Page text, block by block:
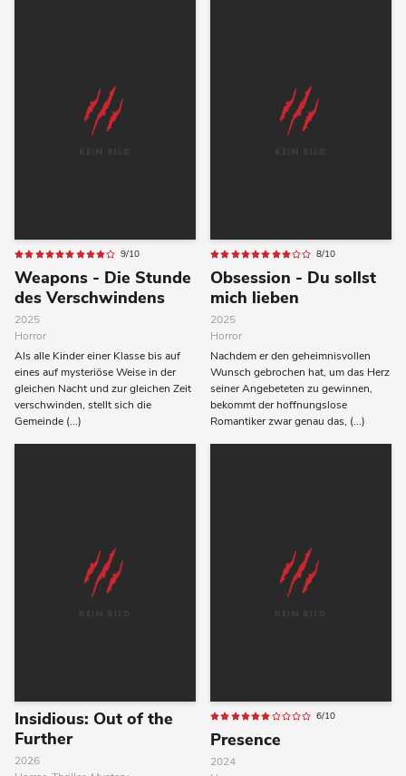
9/10
Weapons - Die Stunde
des Verschwindens
2025
Horror
Als alle Kinder einer Klasse bis auf
eines auf mysteriöse Weise in der
gleichen Nacht und zur gleichen Zeit
verschwinden, stellt sich die
Gemeinde (...)
8/10
Obsession - Du sollst
mich lieben
2025
Horror
Nachdem er den geheimnisvollen
Wunsch gebrochen hat, um das Herz
seiner Angebeteten zu gewinnen,
bekommt der hoffnungslose
Romantiker zwar genau das, (...)
Insidious: Out of the
Further
2026
6/10
Presence
2024